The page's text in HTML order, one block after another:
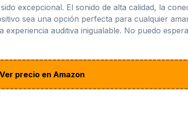
excepcional. El sonido de alta calidad, la
sea una opción perfecta para cualquier
auditiva inigualable. No puedo
Ver precio en Amazon